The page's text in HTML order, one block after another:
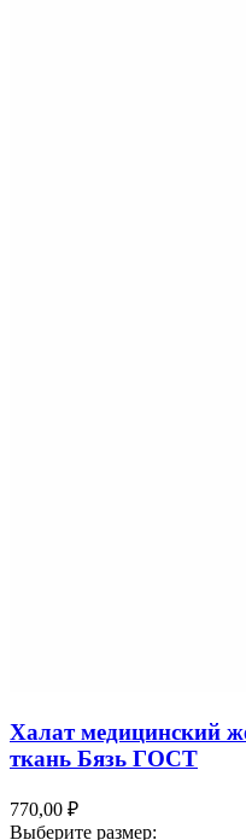
Халат медицинский
ткань Бязь ГОСТ
770,00 ₽
Выберите размер: